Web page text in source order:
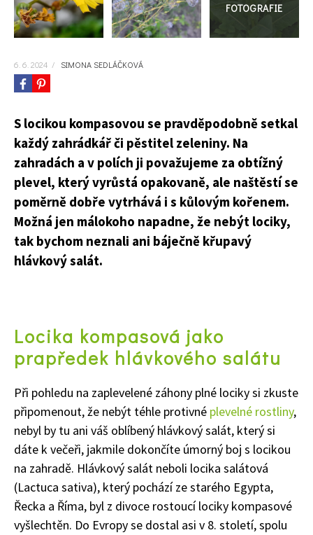
6. 6. 2024 / SIMONA SEDLÁČKOVÁ
S locikou kompasovou se pravděpodobně setkal
každý zahrádkář či pěstitel zeleniny. Na
zahradách a v polích ji považujeme za obtížný
plevel, který vyrůstá opakovaně, ale naštěstí se
poměrně dobře vytrhává i s kůlovým kořenem.
Možná jen málokoho napadne, že nebýt lociky,
tak bychom neznali ani báječně křupavý
hlávkový salát.
Locika kompasová jako
prapředek hlávkového salátu
Při pohledu na zaplevelené záhony plné lociky si zkuste
připomenout, že nebýt téhle protivné plevelné rostliny,
nebyl by tu ani váš oblíbený hlávkový salát, který si
dáte k večeři, jakmile dokončíte úmorný boj s locikou
na zahradě. Hlávkový salát neboli locika salátová
(Lactuca sativa), který pochází ze starého Egypta,
Řecka a Říma, byl z divoce rostoucí lociky kompasové
vyšlechtěn. Do Evropy se dostal asi v 8. století, spolu